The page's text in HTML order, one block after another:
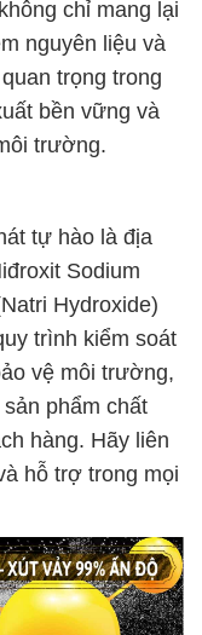
chỉ mang lại
nguyên liệu và
trọng trong
bền vững và
trường.
tự hào là địa
Sodium
Hydroxide)
trình kiểm soát
vệ môi trường,
phẩm chất
hàng. Hãy liên
hỗ trợ trong mọi